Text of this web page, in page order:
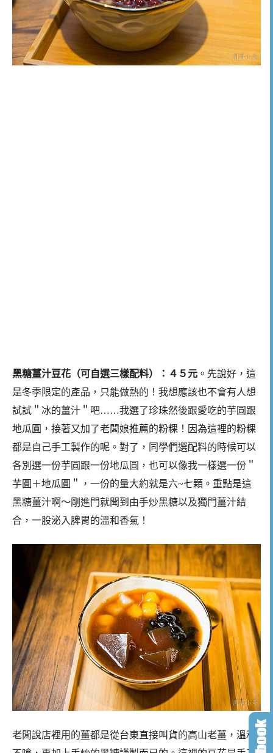
黑糖薑汁豆花（可自選三樣配料）：４５元 。先說好，這
是冬季限定的產品，只能做熱的！我想應該也不會有人想
試試＂冰的薑汁＂吧……我選了珍珠然後跟愛吃的芋圓跟
地瓜圓，接著又加了老闆娘推薦的粉粿！因為這裡的粉粿
都是自己手工製作的呢。對了，同學們選配料的時候可以
各別選一份芋圓跟一份地瓜圓，也可以像我一樣選一份＂
芋圓＋地瓜圓＂，一份的量大約就是六~七顆。重點是這
黑糖薑汁啊～剛進門就聞到由手炒黑糖以及獨門薑汁結
合，一股泌入脾胃的溫和香氣！
老闆說店裡用的薑都是從台東直接叫貨的高山老薑，溫和